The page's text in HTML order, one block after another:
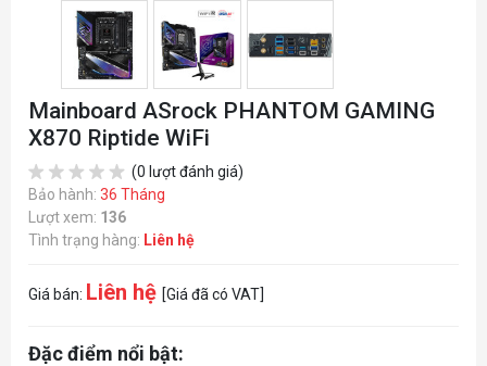
Mainboard ASrock PHANTOM GAMING
X870 Riptide WiFi
(0 lượt đánh giá)
Bảo hành: 36 Tháng
Lượt xem: 136
Tình trạng hàng: Liên hệ
Giá bán: Liên hệ [Giá đã có VAT]
Đặc điểm nổi bật: